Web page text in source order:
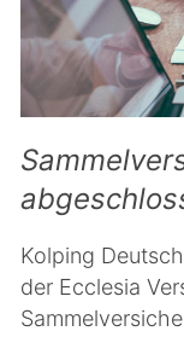
Kolping
der Ecclesia